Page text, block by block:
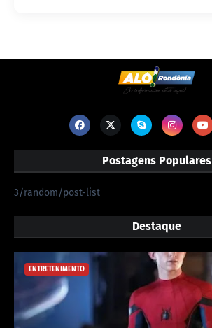
Postagens Populares
3/random/post-list
Destaque
ENTRETENIMENTO